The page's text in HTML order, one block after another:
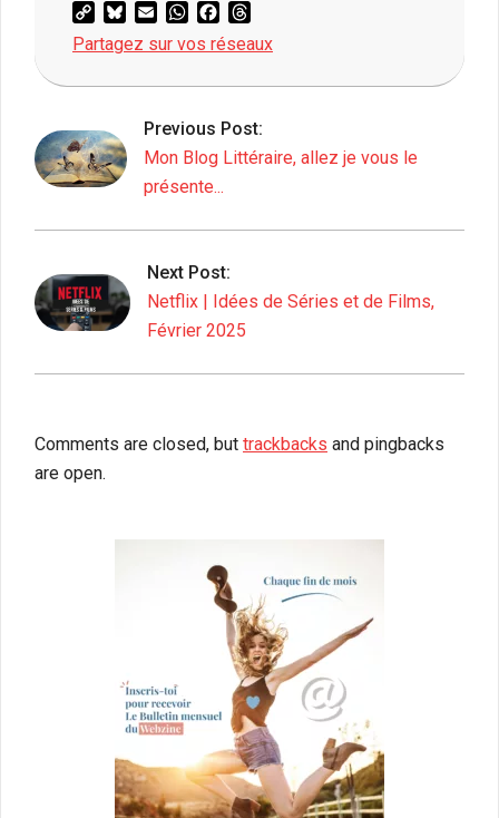
Copy
Link
Bluesky
Email WhatsAppFacebook
Partagez sur vos réseaux
2025-
27
Previous Post:
Mon Blog Littéraire, allez je vous le
présente...
Next Post:
Netflix | Idées de Séries et de Films,
Février 2025
Comments are closed, but trackbacks and pingbacks
are open.